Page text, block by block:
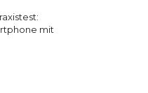
mit